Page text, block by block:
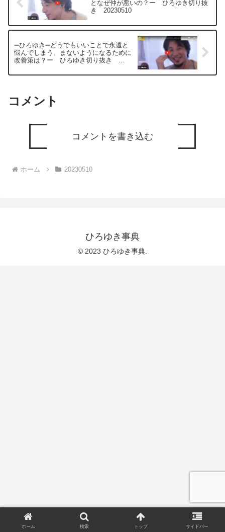
となぜ仲が悪いの？ー ひろゆき切り抜
き 20230510
➖ひろゆき➖どうでもいいことで永遠と
悩んでしまう。まないようになるために
改善策は？ー ひろゆき切り抜き
コメント
コメントを書き込む
ホーム 20230510
ひろゆき事典
© 2023 ひろゆき事典.
ホーム 検索 トップ サイドバー